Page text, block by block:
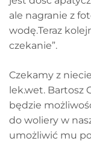
ale nagranie z
wodę.Teraz
czekanie”.
Czekamy z
lek.wet. Bartosz
będzie
do woliery w
umożliwić mu